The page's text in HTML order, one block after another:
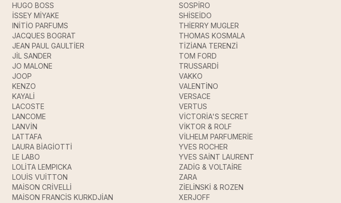
HUGO BOSS
İSSEY MİYAKE
INİTİO PARFUMS
JACQUES BOGRAT
JEAN PAUL GAULTİER
JİL SANDER
JO MALONE
JOOP
KENZO
KAYALİ
LACOSTE
LANCOME
LANVİN
LATTAFA
LAURA BİAGİOTTİ
LE LABO
LOLİTA LEMPICKA
LOUİS VUİTTON
MAİSON CRİVELLİ
MAİSON FRANCİS KURKDJİAN
SOSPİRO
SHİSEİDO
THİERRY MUGLER
THOMAS KOSMALA
TİZİANA TERENZİ
TOM FORD
TRUSSARDİ
VAKKO
VALENTİNO
VERSACE
VERTUS
VİCTORİA'S SECRET
VİKTOR & ROLF
VİLHELM PARFUMERİE
YVES ROCHER
YVES SAİNT LAURENT
ZADİG & VOLTAİRE
ZARA
ZİELİNSKİ & ROZEN
XERJOFF